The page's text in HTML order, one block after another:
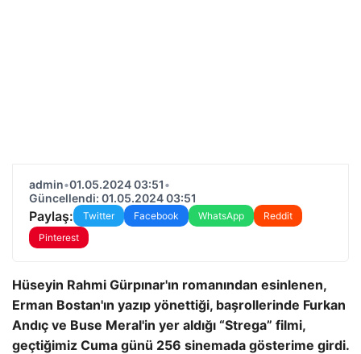
admin•01.05.2024 03:51•
Güncellendi: 01.05.2024 03:51
Paylaş: Twitter Facebook WhatsApp
Reddit
Pinterest
Hüseyin Rahmi Gürpınar'ın romanından esinlenen,
Erman Bostan'ın yazıp yönettiği, başrollerinde Furkan
Andıç ve Buse Meral'in yer aldığı “Strega” filmi,
geçtiğimiz Cuma günü 256 sinemada gösterime girdi.